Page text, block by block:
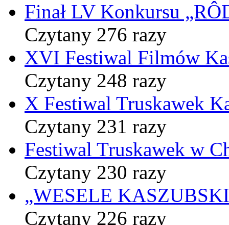
Finał LV Konkursu
Czytany 276 razy
XVI Festiwal Filmów
Czytany 248 razy
X Festiwal Truskawek
Czytany 231 razy
Festiwal Truskawek w
Czytany 230 razy
„WESELE
Czytany 226 razy